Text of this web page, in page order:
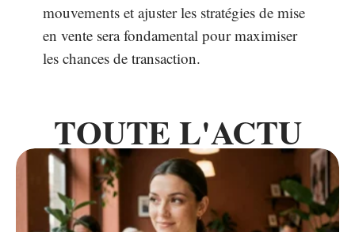
mouvements et ajuster les stratégies de mise
en vente sera fondamental pour maximiser
les chances de transaction.
TOUTE L'ACTU